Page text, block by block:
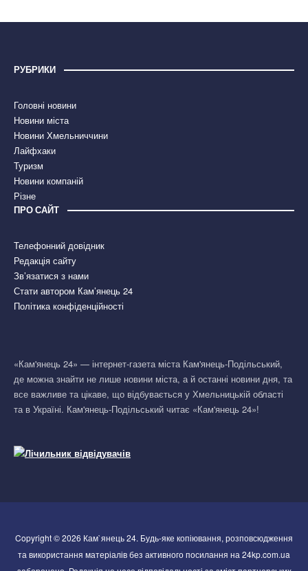
РУБРИКИ
Головні новини
Новини міста
Новини Хмельниччини
Лайфхаки
Туризм
Новини компаній
Різне
ПРО САЙТ
Телефонний довідник
Редакція сайту
Зв’язатися з нами
Стати автором Кам’янець 24
Політика конфіденційності
«Кам'янець 24» — інтернет-газета міста Кам'янець-Подільський,
де можна знайти не лише новини міста, а й останні новини дня, та
все важливе та цікаве, що відбувається у Хмельницькій області
та в Україні. Кам'янець-Подільський читає «Кам'янець 24»!
Copyright © 2026 Кам`янець 24. Будь-яке копіювання, розповсюдження
та використання матеріалів без активного посилання на 24kp.com.ua